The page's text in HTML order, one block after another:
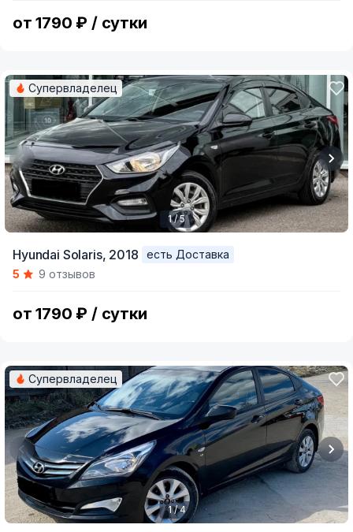
от 1790 ₽ / сутки
of
Супервладелец
1 / 5
Hyundai Solaris, 2018
есть Доставка
5
9 отзывов
от 1790 ₽ / сутки
Супервладелец
1 / 4